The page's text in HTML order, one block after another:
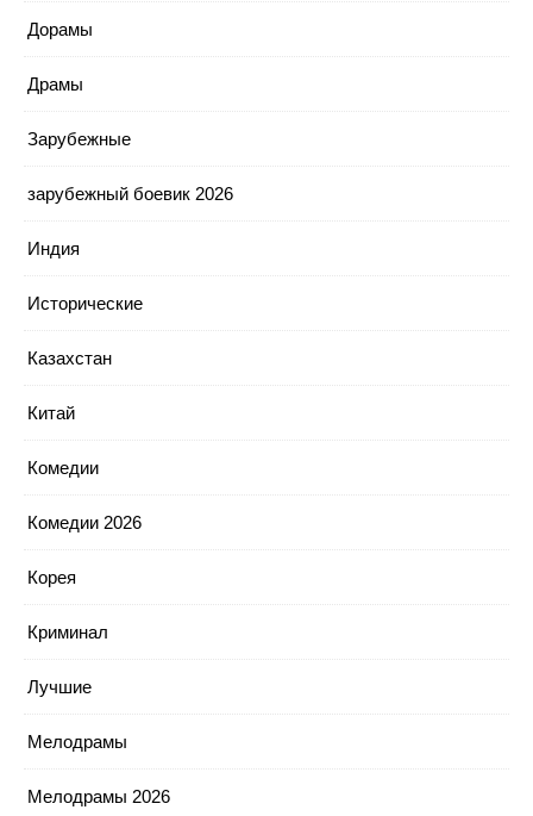
Дорамы
Драмы
Зарубежные
зарубежный боевик 2026
Индия
Исторические
Казахстан
Китай
Комедии
Комедии 2026
Корея
Криминал
Лучшие
Мелодрамы
Мелодрамы 2026